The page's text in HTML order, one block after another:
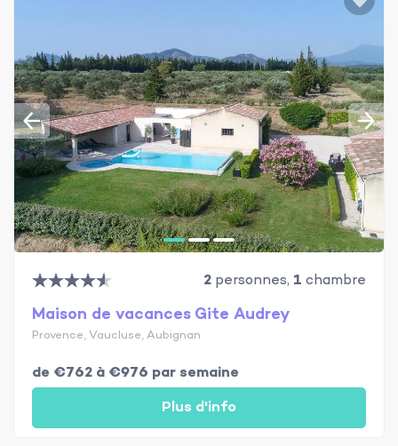
2 personnes, 1 chambre
Maison de vacances Gite Audrey
Provence, Vaucluse, Aubignan
de €762 à €976 par semaine
Plus d'info